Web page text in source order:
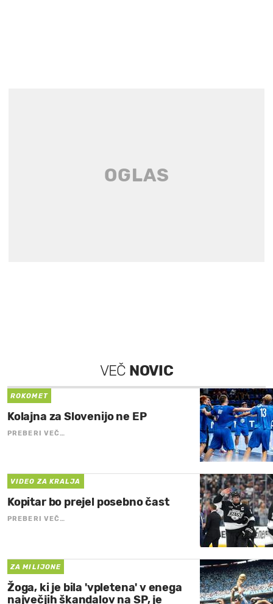
VEČ NOVIC
ROKOMET
Kolajna za Slovenijo ne EP
PREBERI VEČ…
VIDEO ZA KRALJA
Kopitar bo prejel posebno čast
PREBERI VEČ…
ZA MILIJONE
Žoga, ki je bila 'vpletena' v enega
največjih škandalov na SP, je